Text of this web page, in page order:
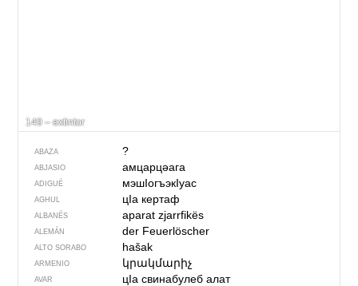
149 – extintor
ABAZA ?
ABJASIO амцарцәага
ADIGUÉ мэшIогъэкIуас
AGHUL цIа кертаф
ALBANÉS aparat zjarrfikës
ALEMÁN der Feuerlöscher
ALTO SORABO hašak
ARMENIO կրակմարիչ
AVAR цIа свинабулеб алат